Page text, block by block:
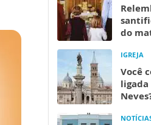
do
IGREJA
Você
ligada